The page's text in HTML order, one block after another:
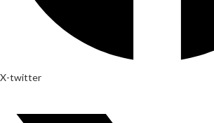
X-twitter